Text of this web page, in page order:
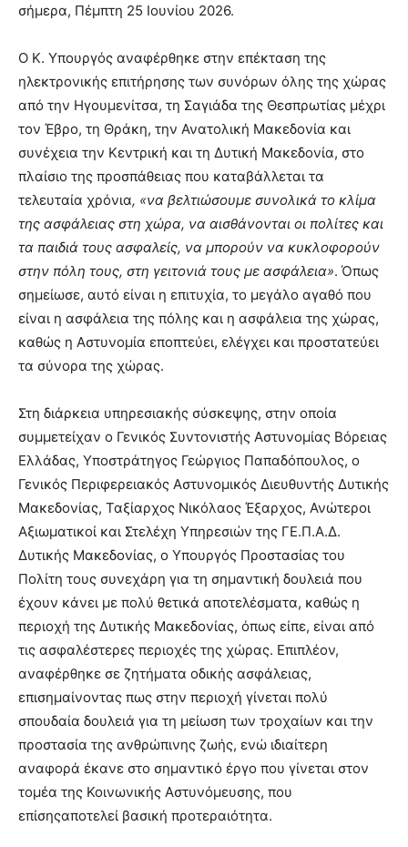
σήμερα, Πέμπτη 25 Ιουνίου 2026.
Ο Κ. Υπουργός αναφέρθηκε στην επέκταση της
ηλεκτρονικής επιτήρησης των συνόρων όλης της χώρας
από την Ηγουμενίτσα, τη Σαγιάδα της Θεσπρωτίας μέχρι
τον Έβρο, τη Θράκη, την Ανατολική Μακεδονία και
συνέχεια την Κεντρική και τη Δυτική Μακεδονία, στο
πλαίσιο της προσπάθειας που καταβάλλεται τα
τελευταία χρόνια, «να βελτιώσουμε συνολικά το κλίμα
της ασφάλειας στη χώρα, να αισθάνονται οι πολίτες και
τα παιδιά τους ασφαλείς, να μπορούν να κυκλοφορούν
στην πόλη τους, στη γειτονιά τους με ασφάλεια». Όπως
σημείωσε, αυτό είναι η επιτυχία, το μεγάλο αγαθό που
είναι η ασφάλεια της πόλης και η ασφάλεια της χώρας,
καθώς η Αστυνομία εποπτεύει, ελέγχει και προστατεύει
τα σύνορα της χώρας.
Στη διάρκεια υπηρεσιακής σύσκεψης, στην οποία
συμμετείχαν ο Γενικός Συντονιστής Αστυνομίας Βόρειας
Ελλάδας, Υποστράτηγος Γεώργιος Παπαδόπουλος, ο
Γενικός Περιφερειακός Αστυνομικός Διευθυντής Δυτικής
Μακεδονίας, Ταξίαρχος Νικόλαος Έξαρχος, Ανώτεροι
Αξιωματικοί και Στελέχη Υπηρεσιών της ΓΕ.Π.Α.Δ.
Δυτικής Μακεδονίας, ο Υπουργός Προστασίας του
Πολίτη τους συνεχάρη για τη σημαντική δουλειά που
έχουν κάνει με πολύ θετικά αποτελέσματα, καθώς η
περιοχή της Δυτικής Μακεδονίας, όπως είπε, είναι από
τις ασφαλέστερες περιοχές της χώρας. Επιπλέον,
αναφέρθηκε σε ζητήματα οδικής ασφάλειας,
επισημαίνοντας πως στην περιοχή γίνεται πολύ
σπουδαία δουλειά για τη μείωση των τροχαίων και την
προστασία της ανθρώπινης ζωής, ενώ ιδιαίτερη
αναφορά έκανε στο σημαντικό έργο που γίνεται στον
τομέα της Κοινωνικής Αστυνόμευσης, που
επίσηςαποτελεί βασική προτεραιότητα.